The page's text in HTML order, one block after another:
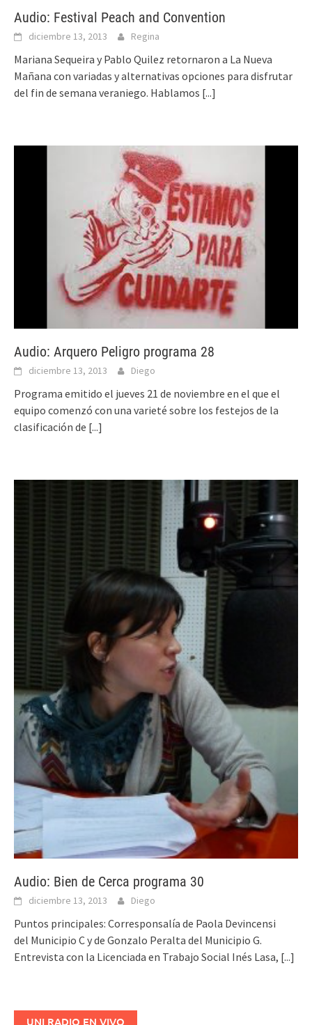
Audio: Festival Peach and Convention
diciembre 13, 2013 Regina
Mariana Sequeira y Pablo Quilez retornaron a La Nueva
Mañana con variadas y alternativas opciones para disfrutar
del fin de semana veraniego. Hablamos [...]
Audio: Arquero Peligro programa 28
diciembre 13, 2013 Diego
Programa emitido el jueves 21 de noviembre en el que el
equipo comenzó con una varieté sobre los festejos de la
clasificación de [...]
Audio: Bien de Cerca programa 30
diciembre 13, 2013 Diego
Puntos principales: Corresponsalía de Paola Devincensi
del Municipio C y de Gonzalo Peralta del Municipio G.
Entrevista con la Licenciada en Trabajo Social Inés Lasa, [...]
UNI RADIO EN VIVO